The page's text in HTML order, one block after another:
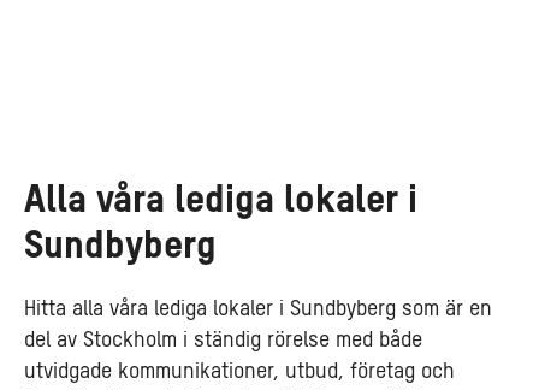
Alla våra lediga lokaler i
Sundbyberg
Hitta alla våra lediga lokaler i Sundbyberg som är en
del av Stockholm i ständig rörelse med både
utvidgade kommunikationer, utbud, företag och